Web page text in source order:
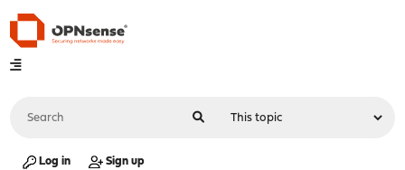
Log in Sign up